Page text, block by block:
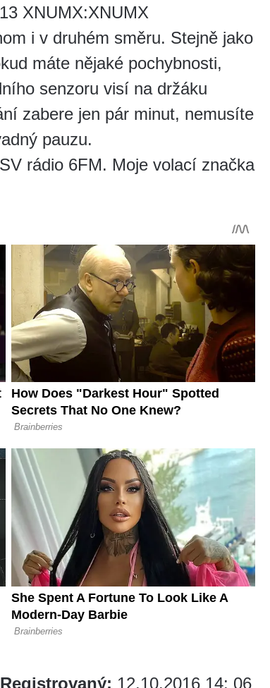
XNUMX:XNUMX
i v druhém směru. Stejně jako
máte nějaké pochybnosti,
senzoru visí na držáku
zabere jen pár minut, nemusíte
pauzu.
rádio 6FM. Moje volací značka
Registrovaný: 12.10.2016 14: 06